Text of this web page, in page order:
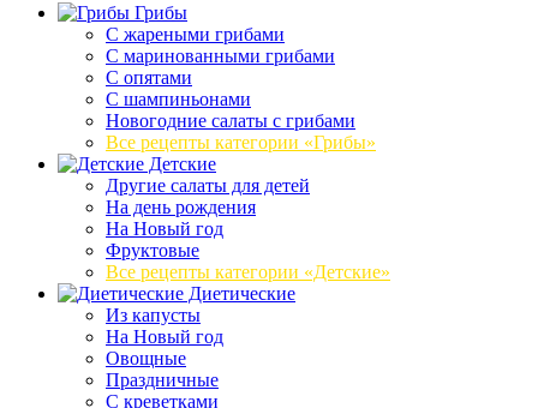
Грибы
C жареными грибами
C маринованными грибами
C опятами
C шампиньонами
Новогодние салаты с грибами
Все рецепты категории «Грибы»
Детские
Другие салаты для детей
На день рождения
На Новый год
Фруктовые
Все рецепты категории «Детские»
Диетические
Из капусты
На Новый год
Овощные
Праздничные
С креветками